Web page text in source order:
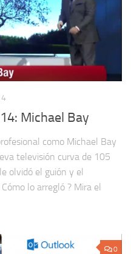
Michael Bay
como Michael Bay
televisión curva de 105
olvidó el guión y el
lo arregló ? Mira el
0